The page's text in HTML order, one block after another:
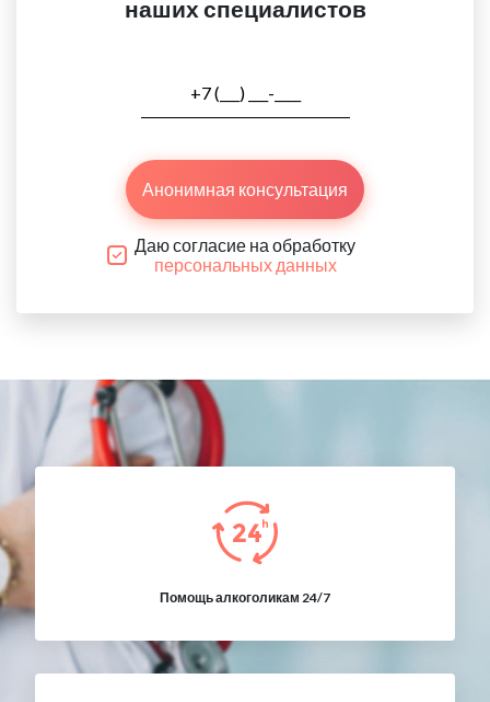
наших специалистов
Анонимная консультация
Даю согласие на обработку
персональных данных
Помощь алкоголикам 24/7